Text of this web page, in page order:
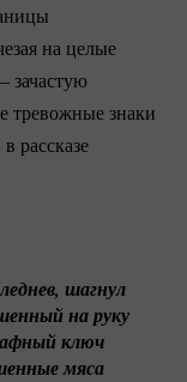
на целые
зачастую
тревожные знаки
рассказе
шагнул
на руку
ключ
мяса